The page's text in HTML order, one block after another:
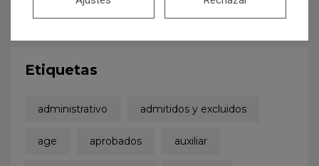
Etiquetas
administrativo admitidos y excluidos
age aprobados auxiliar